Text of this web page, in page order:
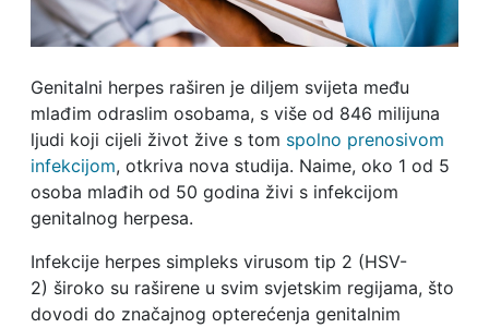
Genitalni herpes raširen je diljem svijeta među
mlađim odraslim osobama, s više od 846 milijuna
ljudi koji cijeli život žive s tom spolno prenosivom
infekcijom, otkriva nova studija. Naime, oko 1 od 5
osoba mlađih od 50 godina živi s infekcijom
genitalnog herpesa.
Infekcije herpes simpleks virusom tip 2 (HSV-
2) široko su raširene u svim svjetskim regijama, što
dovodi do značajnog opterećenja genitalnim